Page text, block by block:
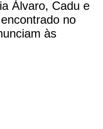
Álvaro, Cadu e
no
às